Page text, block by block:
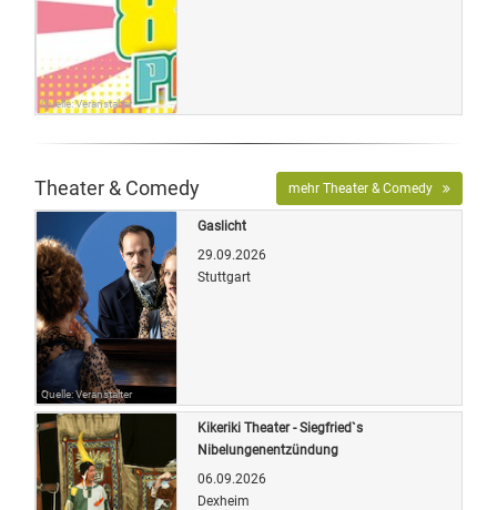
Quelle: Veranstalter
Theater & Comedy mehr Theater & Comedy
Quelle: Veranstalter
Gaslicht
29.09.2026
Stuttgart
Kikeriki Theater - Siegfried`s
Nibelungenentzündung
06.09.2026
Dexheim